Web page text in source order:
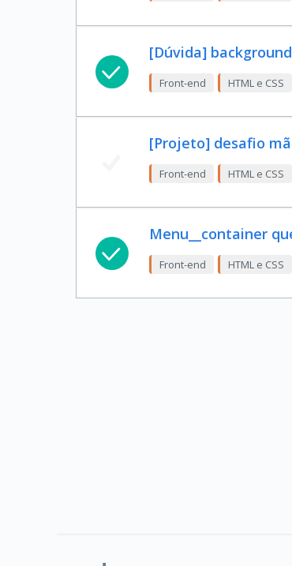
[Dúvida]
Front-end HTML e CSS
[Projeto] desafio
Front-end HTML e CSS
Menu__container
Front-end HTML e CSS